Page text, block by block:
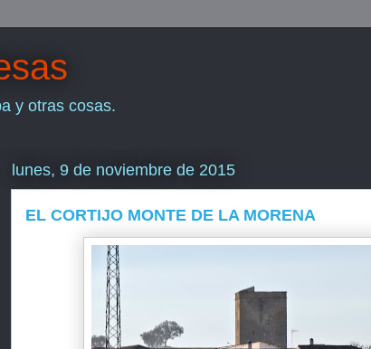
y otras cosas.
lunes, 9 de noviembre de 2015
EL CORTIJO MONTE DE LA MORENA